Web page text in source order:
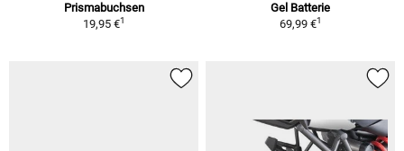
Prismabuchsen
19,95 €1
Gel Batterie
69,99 €1